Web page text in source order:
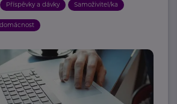
Příspěvky a dávky Samoživitel/ka